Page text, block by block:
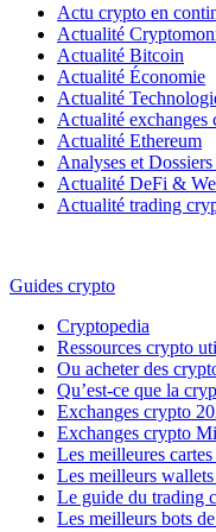
Actu crypto en
Actualité
Actualité Bitcoin
Actualité Économie
Actualité
Actualité exchanges
Actualité Ethereum
Analyses et
Actualité DeFi &
Actualité trading
Guides crypto
Cryptopedia
Ressources crypto
Ou acheter des
Qu’est-ce que la
Exchanges crypto
Exchanges crypto
Les meilleures
Les meilleurs
Le guide du trading
Les meilleurs bots